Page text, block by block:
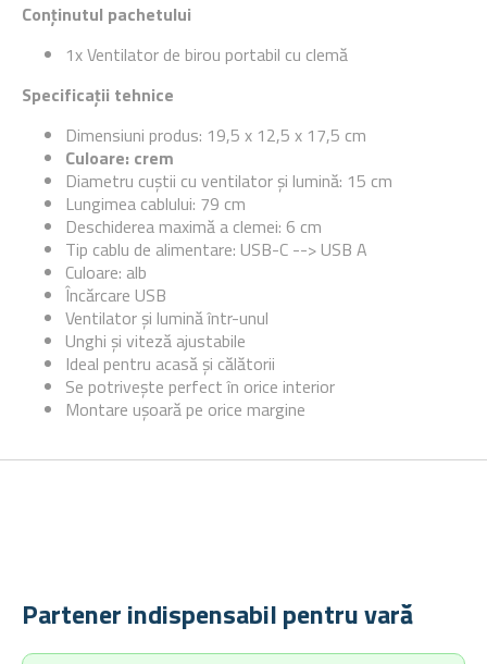
Conținutul pachetului
1x Ventilator de birou portabil cu clemă
Specificații tehnice
Dimensiuni produs: 19,5 x 12,5 x 17,5 cm
Culoare: crem
Diametru cuștii cu ventilator și lumină: 15 cm
Lungimea cablului: 79 cm
Deschiderea maximă a clemei: 6 cm
Tip cablu de alimentare: USB-C --> USB A
Culoare: alb
Încărcare USB
Ventilator și lumină într-unul
Unghi și viteză ajustabile
Ideal pentru acasă și călătorii
Se potrivește perfect în orice interior
Montare ușoară pe orice margine
Partener indispensabil pentru vară